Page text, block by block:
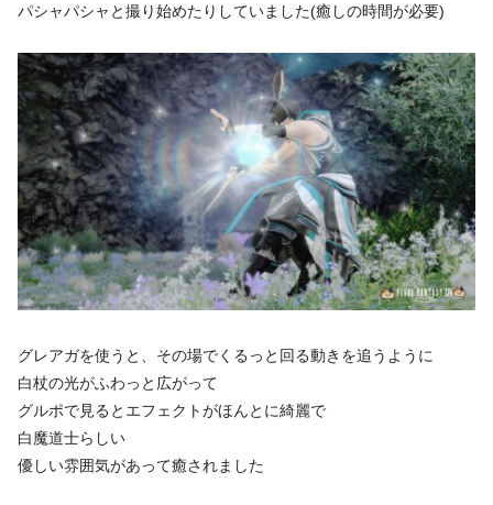
パシャパシャと撮り始めたりしていました(癒しの時間が必要)
グレアガを使うと、その場でくるっと回る動きを追うように
白杖の光がふわっと広がって
グルポで見るとエフェクトがほんとに綺麗で
白魔道士らしい
優しい雰囲気があって癒されました